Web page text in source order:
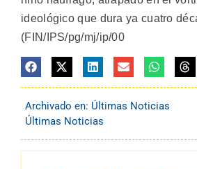
ideológico que dura ya cuatro
(FIN/IPS/pg/mj/ip/00
Archivado en: Últimas Noticias
Últimas Noticias